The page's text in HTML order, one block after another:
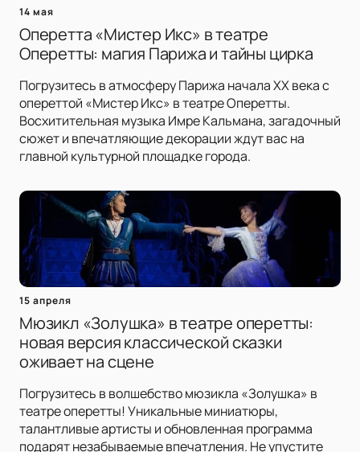
14 мая
Оперетта «Мистер Икс» в театре
Оперетты: магия Парижа и тайны цирка
Погрузитесь в атмосферу Парижа начала XX века с
опереттой «Мистер Икс» в театре Оперетты.
Восхитительная музыка Имре Кальмана, загадочный
сюжет и впечатляющие декорации ждут вас на
главной культурной площадке города.
15 апреля
Мюзикл «Золушка» в театре оперетты:
новая версия классической сказки
оживает на сцене
Погрузитесь в волшебство мюзикла «Золушка» в
театре оперетты! Уникальные миниатюры,
талантливые артисты и обновленная программа
подарят незабываемые впечатления. Не упустите